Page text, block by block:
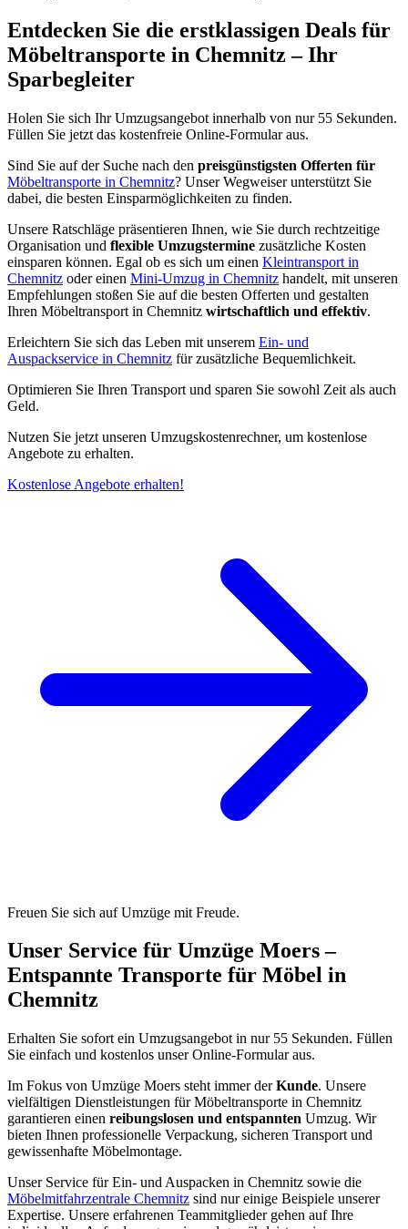
Entdecken Sie die erstklassigen Deals für
Möbeltransporte in Chemnitz – Ihr
Sparbegleiter
Holen Sie sich Ihr Umzugsangebot innerhalb von nur 55 Sekunden.
Füllen Sie jetzt das kostenfreie Online-Formular aus.
Sind Sie auf der Suche nach den preisgünstigsten Offerten für
Möbeltransporte in Chemnitz? Unser Wegweiser unterstützt Sie
dabei, die besten Einsparmöglichkeiten zu finden.
Unsere Ratschläge präsentieren Ihnen, wie Sie durch rechtzeitige
Organisation und flexible Umzugstermine zusätzliche Kosten
einsparen können. Egal ob es sich um einen Kleintransport in
Chemnitz oder einen Mini-Umzug in Chemnitz handelt, mit unseren
Empfehlungen stoßen Sie auf die besten Offerten und gestalten
Ihren Möbeltransport in Chemnitz wirtschaftlich und effektiv.
Erleichtern Sie sich das Leben mit unserem Ein- und
Auspackservice in Chemnitz für zusätzliche Bequemlichkeit.
Optimieren Sie Ihren Transport und sparen Sie sowohl Zeit als auch
Geld.
Nutzen Sie jetzt unseren Umzugskostenrechner, um kostenlose
Angebote zu erhalten.
Kostenlose Angebote erhalten!
Freuen Sie sich auf Umzüge mit Freude.
Unser Service für Umzüge Moers –
Entspannte Transporte für Möbel in
Chemnitz
Erhalten Sie sofort ein Umzugsangebot in nur 55 Sekunden. Füllen
Sie einfach und kostenlos unser Online-Formular aus.
Im Fokus von Umzüge Moers steht immer derKunde. Unsere
vielfältigen Dienstleistungen für Möbeltransporte in Chemnitz
garantieren einen reibungslosen und entspannten Umzug. Wir
bieten Ihnen professionelle Verpackung, sicheren Transport und
gewissenhafte Möbelmontage.
Unser Service für Ein- und Auspacken in Chemnitz sowie die
Möbelmitfahrzentrale Chemnitz sind nur einige Beispiele unserer
Expertise. Unsere erfahrenen Teammitglieder gehen auf Ihre